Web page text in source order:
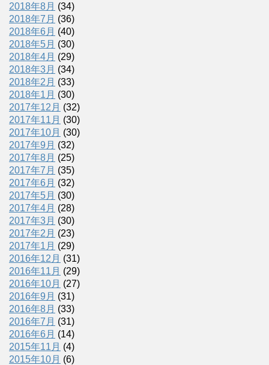
2018年8月 (34)
2018年7月 (36)
2018年6月 (40)
2018年5月 (30)
2018年4月 (29)
2018年3月 (34)
2018年2月 (33)
2018年1月 (30)
2017年12月 (32)
2017年11月 (30)
2017年10月 (30)
2017年9月 (32)
2017年8月 (25)
2017年7月 (35)
2017年6月 (32)
2017年5月 (30)
2017年4月 (28)
2017年3月 (30)
2017年2月 (23)
2017年1月 (29)
2016年12月 (31)
2016年11月 (29)
2016年10月 (27)
2016年9月 (31)
2016年8月 (33)
2016年7月 (31)
2016年6月 (14)
2015年11月 (4)
2015年10月 (6)